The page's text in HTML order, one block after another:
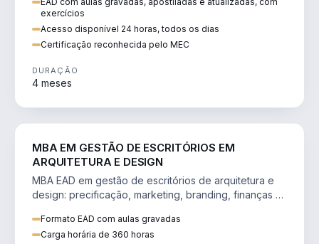
exercícios
Acesso disponível 24 horas, todos os dias
Certificação reconhecida pelo MEC
DURAÇÃO
4 meses
MBA EM GESTÃO DE ESCRITÓRIOS EM
ARQUITETURA E DESIGN
MBA EAD em gestão de escritórios de arquitetura e
design: precificação, marketing, branding, finanças e
Formato EAD com aulas gravadas
Carga horária de 360 horas